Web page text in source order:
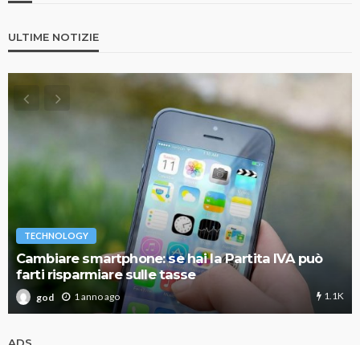
ULTIME NOTIZIE
TECHNOLOGY
Cambiare smartphone: se hai la Partita IVA può
farti risparmiare sulle tasse
god 1 anno ago 1.1K
ADS